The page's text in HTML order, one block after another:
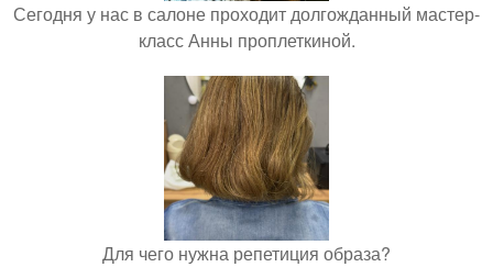
Сегодня у нас в салоне проходит долгожданный мастер-
класс Анны проплеткиной.
Для чего нужна репетиция образа?